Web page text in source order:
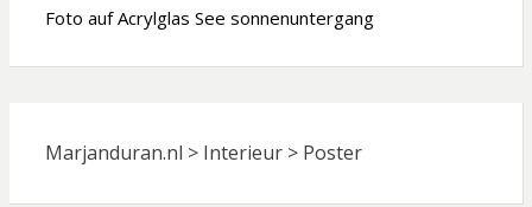
Foto auf Acrylglas See sonnenuntergang
Marjanduran.nl > Interieur> Poster